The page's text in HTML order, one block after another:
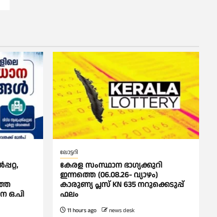
ഒ.പി
ലോട്ടറി
കേരള സംസ്ഥാന ഭാഗ്യക്കുറി
ഇന്നത്തെ (06.08.26- വ്യാഴം)
കാരുണ്യ പ്ലസ് KN 635 നറുക്കെടുപ്പ്
ഫലം
11 hours ago news desk